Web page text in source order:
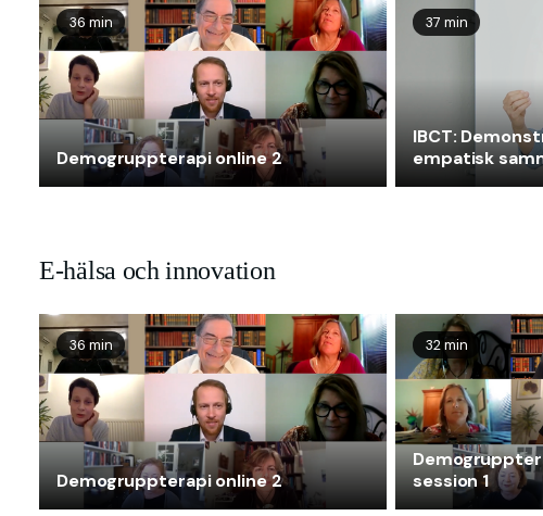
36 min
Demogruppterapi online 2
37 min
IBCT:
empatisk
E-hälsa och innovation
36 min
Demogruppterapi online 2
32 min
session 1